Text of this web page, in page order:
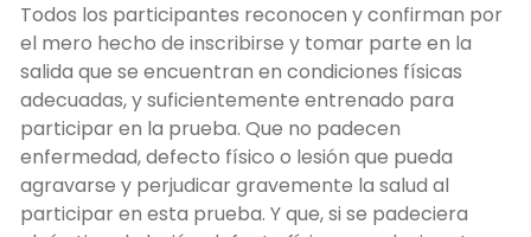
Todos los participantes reconocen y confirman por
el mero hecho de inscribirse y tomar parte en la
salida que se encuentran en condiciones físicas
adecuadas, y suficientemente entrenado para
participar en la prueba. Que no padecen
enfermedad, defecto físico o lesión que pueda
agravarse y perjudicar gravemente la salud al
participar en esta prueba. Y que, si se padeciera